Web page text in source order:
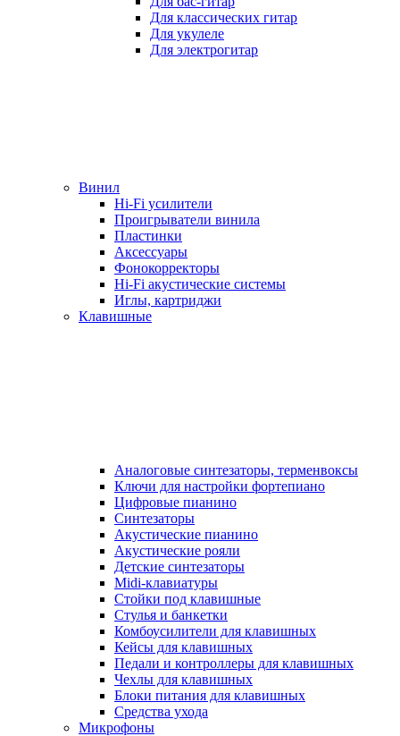
Для классических гитар
Для укулеле
Для электрогитар
Винил
Hi-Fi усилители
Проигрыватели винила
Пластинки
Аксессуары
Фонокорректоры
Hi-Fi акустические системы
Иглы, картриджи
Клавишные
Аналоговые синтезаторы, терменвоксы
Ключи для настройки фортепиано
Цифровые пианино
Синтезаторы
Акустические пианино
Акустические рояли
Детские синтезаторы
Midi-клавиатуры
Стойки под клавишные
Стулья и банкетки
Комбоусилители для клавишных
Кейсы для клавишных
Педали и контроллеры для клавишных
Чехлы для клавишных
Блоки питания для клавишных
Средства ухода
Микрофоны